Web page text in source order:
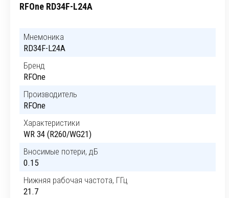
RFOne RD34F-L24A
Мнемоника
RD34F-L24A
Бренд
RFOne
Производитель
RFOne
Характеристики
WR 34 (R260/WG21)
Вносимые потери, дБ
0.15
Нижняя рабочая частота, ГГц
21.7